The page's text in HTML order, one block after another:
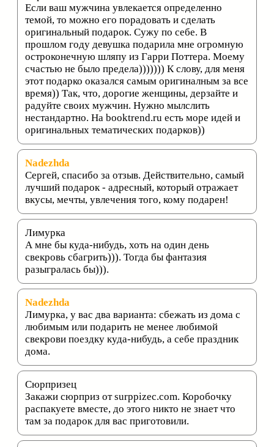
Если ваш мужчина увлекается определенно
темой, то можно его порадовать и сделать
оригинальный подарок. Сужу по себе. В
прошлом году девушка подарила мне огромную
остроконечную шляпу из Гарри Поттера. Моему
счастью не было предела))))))) К слову, для меня
этот подарко оказался самым оригиналным за все
время)) Так, что, дорогие женщины, дерзайте и
радуйте своих мужчин. Нужно мылслить
нестандартно. На booktrend.ru есть море идей и
оригинальных тематических подарков))
Nadezhda
Сергей, спасибо за отзыв. Действительно, самый
лучший подарок - адресный, который отражает
вкусы, мечты, увлечения того, кому подарен!
Лимурка
А мне бы куда-нибудь, хоть на один день
свекровь сбагрить))). Тогда бы фантазия
разыгралась бы))).
Nadezhda
Лимурка, у вас два варианта: сбежать из дома с
любимым или подарить не менее любимой
свекрови поездку куда-нибудь, а себе праздник
дома.
Сюрпризец
Закажи сюрприз от surppizec.com. Коробочку
распакуете вместе, до этого никто не знает что
там за подарок для вас приготовили.